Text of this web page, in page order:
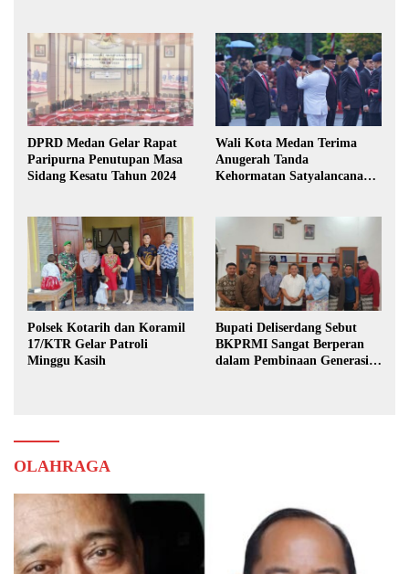
DPRD Medan Gelar Rapat
Paripurna Penutupan Masa
Sidang Kesatu Tahun 2024
Wali Kota Medan Terima
Anugerah Tanda
Kehormatan Satyalancana
Polsek Kotarih dan Koramil
17/KTR Gelar Patroli
Minggu Kasih
Bupati Deliserdang Sebut
BKPRMI Sangat Berperan
dalam Pembinaan Generasi
OLAHRAGA